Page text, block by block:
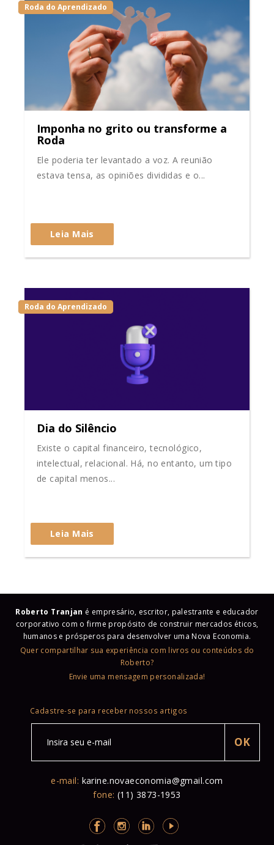
Roda do Aprendizado
Imponha no grito ou transforme a
Roda
Ele poderia ter levantado a voz. A reunião
estava tensa, as opiniões divididas e o...
Leia Mais
Roda do Aprendizado
Dia do Silêncio
Existe o capital financeiro, tecnológico,
intelectual, relacional. Há, no entanto, um tipo
de capital menos...
Leia Mais
Roberto Tranjan é empresário, escritor, palestrante e educador
corporativo com o firme propósito de construir mercados éticos,
humanos e prósperos para desenvolver uma Nova Economia.
Quer compartilhar sua experiência com livros ou conteúdos do
Roberto?
Envie uma mensagem personalizada!
Cadastre-se para receber nossos artigos
e-mail: karine.novaeconomia@gmail.com
fone: (11) 3873-1953